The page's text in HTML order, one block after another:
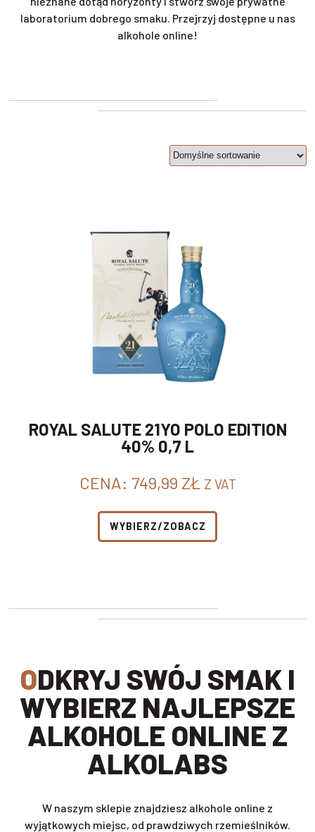
laboratorium dobrego smaku. Przejrzyj dostępne u nas
alkohole online!
ROYAL SALUTE 21YO POLO EDITION
40% 0,7 L
CENA: 749,99 ZŁ Z VAT
WYBIERZ/ZOBACZ
ODKRYJ SWÓJ SMAK I
WYBIERZ NAJLEPSZE
ALKOHOLE ONLINE Z
ALKOLABS
W naszym sklepie znajdziesz alkohole online z
wyjątkowych miejsc, od prawdziwych rzemieślników.